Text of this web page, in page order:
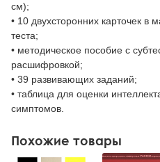
см);
• 10 двухсторонних карточек
теста;
• методическое пособие с
расшифровкой;
• 39 развивающих заданий;
• таблица для оценки
симптомов.
Похожие товары